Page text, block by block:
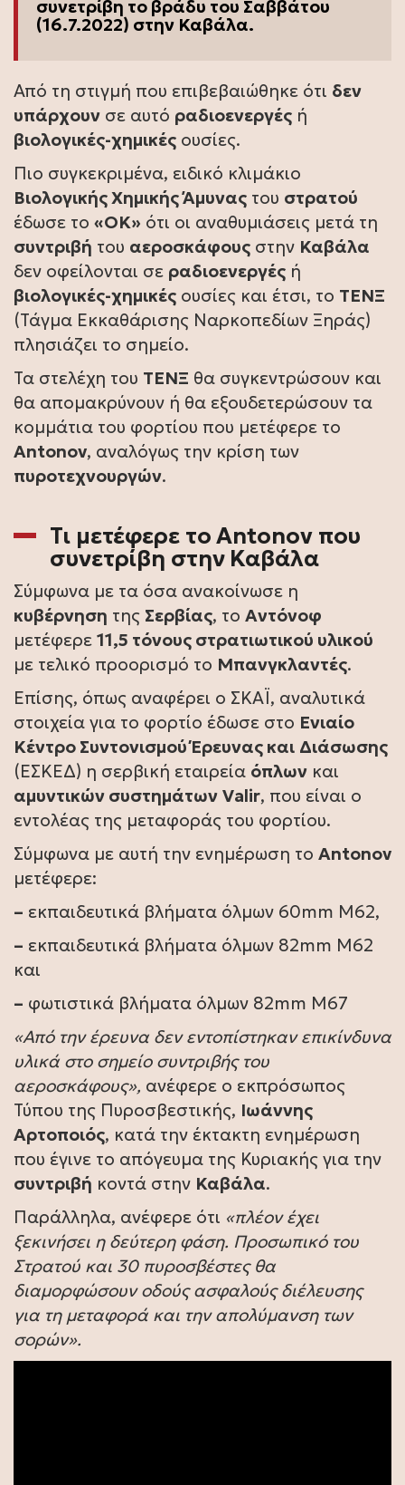
συνετρίβη το βράδυ του Σαββάτου
(16.7.2022) στην Καβάλα.
Από τη στιγμή που επιβεβαιώθηκε ότι δεν
υπάρχουν σε αυτό ραδιοενεργές ή
βιολογικές-χημικές ουσίες.
Πιο συγκεκριμένα, ειδικό κλιμάκιο
Βιολογικής Χημικής Άμυνας του στρατού
έδωσε το «ΟΚ» ότι οι αναθυμιάσεις μετά τη
συντριβή του αεροσκάφους στην Καβάλα
δεν οφείλονται σε ραδιοενεργές ή
βιολογικές-χημικές ουσίες και έτσι, το ΤΕΝΞ
(Τάγμα Εκκαθάρισης Ναρκοπεδίων Ξηράς)
πλησιάζει το σημείο.
Τα στελέχη του ΤΕΝΞ θα συγκεντρώσουν και
θα απομακρύνουν ή θα εξουδετερώσουν τα
κομμάτια του φορτίου που μετέφερε το
Antonov, αναλόγως την κρίση των
πυροτεχνουργών.
Τι μετέφερε το Antonov που
συνετρίβη στην Καβάλα
Σύμφωνα με τα όσα ανακοίνωσε η
κυβέρνηση της Σερβίας, το Αντόνοφ
μετέφερε 11,5 τόνους στρατιωτικού υλικού
με τελικό προορισμό το Μπανγκλαντές.
Επίσης, όπως αναφέρει ο ΣΚΑΪ, αναλυτικά
στοιχεία για το φορτίο έδωσε στο Ενιαίο
Κέντρο Συντονισμού Έρευνας και Διάσωσης
(ΕΣΚΕΔ) η σερβική εταιρεία όπλων και
αμυντικών συστημάτων Valir, που είναι ο
εντολέας της μεταφοράς του φορτίου.
Σύμφωνα με αυτή την ενημέρωση το Antonov
μετέφερε:
– εκπαιδευτικά βλήματα όλμων 60mm M62,
– εκπαιδευτικά βλήματα όλμων 82mm M62
και
– φωτιστικά βλήματα όλμων 82mm M67
«Από την έρευνα δεν εντοπίστηκαν επικίνδυνα
υλικά στο σημείο συντριβής του
αεροσκάφους», ανέφερε ο εκπρόσωπος
Τύπου της Πυροσβεστικής, Ιωάννης
Αρτοποιός, κατά την έκτακτη ενημέρωση
που έγινε το απόγευμα της Κυριακής για την
συντριβή κοντά στην Καβάλα.
Παράλληλα, ανέφερε ότι «πλέον έχει
ξεκινήσει η δεύτερη φάση. Προσωπικό του
Στρατού και 30 πυροσβέστες θα
διαμορφώσουν οδούς ασφαλούς διέλευσης
για τη μεταφορά και την απολύμανση των
σορών».